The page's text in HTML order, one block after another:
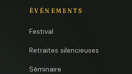
ÉVÉNEMENTS
Festival
Retraites silencieuses
Séminaire